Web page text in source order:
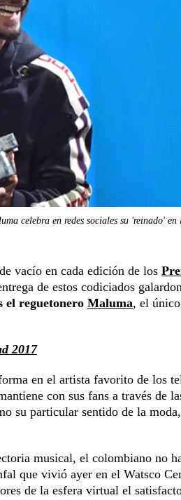
celebra en redes sociales su 'reinado' en
vacío en cada edición de los
de estos codiciados
el reguetonero Maluma, el
2017
en el artista favorito de los
con sus fans a través de
su particular sentido de la
musical, el colombiano no
que vivió ayer en el Watsco
de la esfera virtual el